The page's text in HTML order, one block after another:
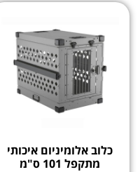
כלוב אלומיניום איכותי
מתקפל 101 ס"מ